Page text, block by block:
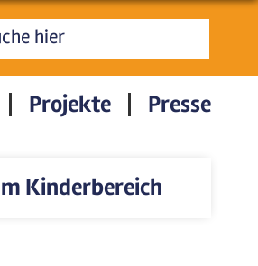
Projekte Presse
Kinderbereich